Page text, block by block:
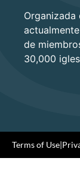
Organizada
de
30,000
Terms of Use|